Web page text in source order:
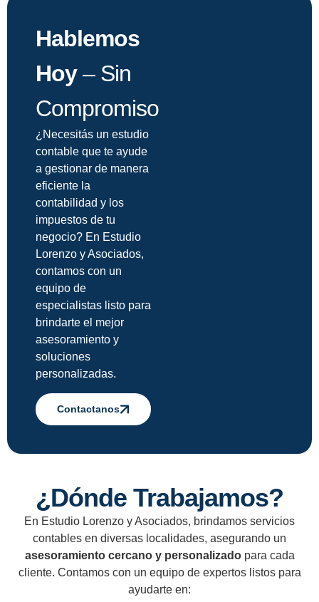
Hablemos
Hoy– Sin
Compromiso
¿Necesitás un estudio
contable que te ayude
a gestionar de manera
eficiente la
contabilidad y los
impuestos de tu
negocio? En Estudio
Lorenzo y Asociados,
contamos con un
equipo de
especialistas listo para
brindarte el mejor
asesoramiento y
soluciones
personalizadas.
Contactanos
¿Dónde Trabajamos?
En Estudio Lorenzo y Asociados, brindamos servicios
contables en diversas localidades, asegurando un
asesoramiento cercano y personalizadopara cada
cliente. Contamos con un equipo de expertos listos para
ayudarte en: